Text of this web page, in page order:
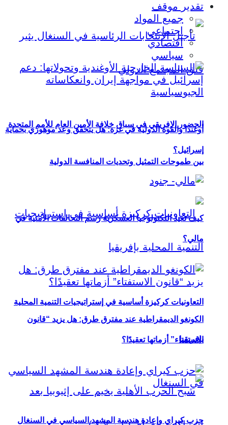
الحضور الإفريقي في سباق خلافة الأمين العام للأمم المتحدة
بين طموحات التمثيل وتحديات المنافسة الدولية
التعاونيات كركيزة أساسية في إستراتيجيات التنمية المحلية
بإفريقيا
تقدير موقف
جميع المواد
اجتماعي
اقتصادي
سياسي
أوغندا والقوة الدولية في غزة: هل يتحقق وعد موهوزي بحماية
إسرائيل؟
كيف تعيد التكنولوجيا العسكرية رسم التحالفات الأمنية في
مالي؟
الكونغو الديمقراطية عند مفترق طرق: هل يزيد “قانون
الاستفتاء” أزماتها تعقيدًا؟
حزب كيراي وإعادة هندسة المشهد السياسي في السنغال